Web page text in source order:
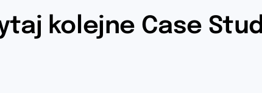
kolejne Case